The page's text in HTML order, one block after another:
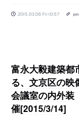
2015.03.06 Fri 10:57
富永大毅建築都
る、文京区の映
会議室の内外装
催[2015/3/14]